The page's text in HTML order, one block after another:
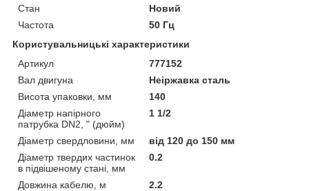
Стан
Новий
Частота
50 Гц
Користувальницькі характеристики
Артикул
777152
Вал двигуна
Неіржавка сталь
Висота упаковки, мм
140
Діаметр напірного
патрубка DN2, " (дюйм)
1 1/2
Діаметр свердловини, мм
від 120 до 150 мм
Діаметр твердих частинок
в підвішеному стані, мм
0.2
Довжина кабелю, м
2.2